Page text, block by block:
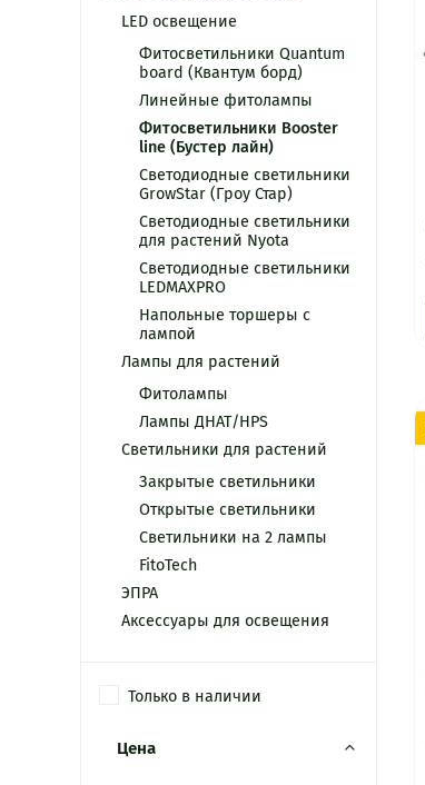
LED освещение
Фитосветильники Quantum
board (Квантум борд)
Линейные фитолампы
Фитосветильники Booster
line (Бустер лайн)
Светодиодные светильники
GrowStar (Гроу Стар)
Светодиодные светильники
для растений Nyota
Светодиодные светильники
LEDMAXPRO
Напольные торшеры с
лампой
Лампы для растений
Фитолампы
Лампы ДНАТ/HPS
Светильники для растений
Закрытые светильники
Открытые светильники
Светильники на 2 лампы
FitoTech
ЭПРА
Аксессуары для освещения
Только в наличии
Цена